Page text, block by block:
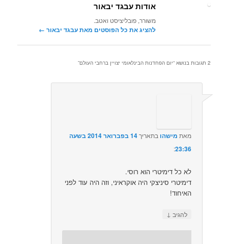
אודות עבגד יבאור
משורר, פובליציסט ואטב.
להציג את כל הפוסטים מאת עבגד יבאור‏ ←
2 תגובות בנושא “ יום הפחדנות הבינלאומי יצויין ברחבי העולם”
מאת מישהו בתאריך
14 בפברואר 2014 בשעה
23:36
:‏
לא כל דימיטרי הוא רוסי.
דימיטרי סיניצקי היה אוקראיני, וזה היה עוד לפני
האיחוד!
להגיב ↓